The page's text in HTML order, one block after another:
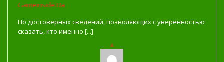
Gameinside.ua
Но достоверных сведений, позволяющих с уверенностью
сказать, кто именно [...]